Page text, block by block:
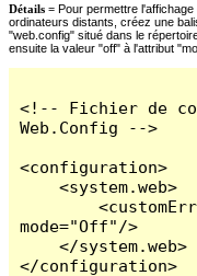
Détails = Pour permettre
ordinateurs distants, créez une
"web.config" situé dans le
ensuite la valeur "off" à l'attribut
<!-- Fichier de
Web.Config -->
<configuration>
    <system.web>
        <customErrors
mode="Off"/>
    </system.web>
</configuration>